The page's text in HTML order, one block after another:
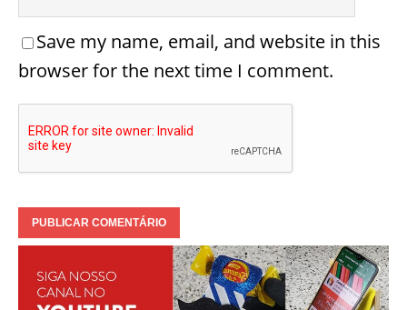
Save my name, email, and website in this
browser for the next time I comment.